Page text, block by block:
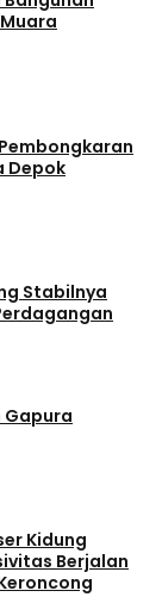
Depok
Stabilnya
Gapura
Kidung
Berjalan